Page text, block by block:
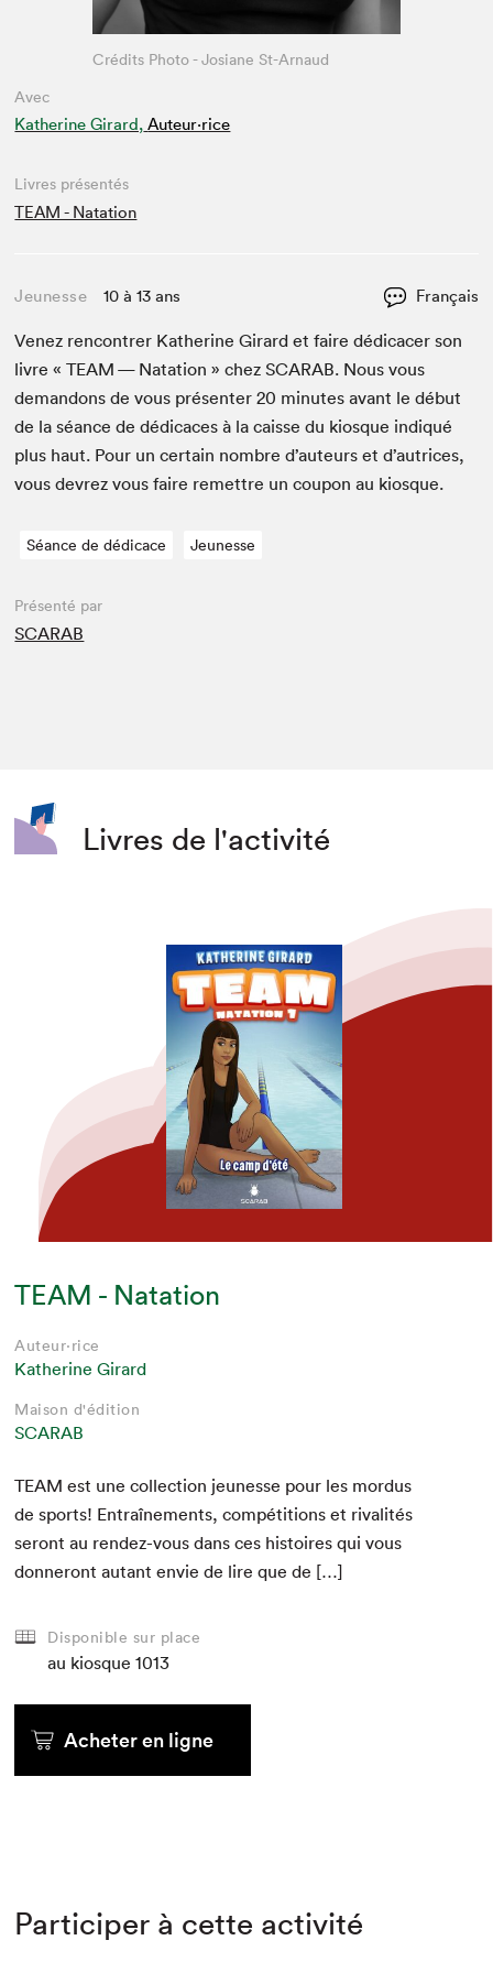
Avec
Katherine Girard, Auteur·rice
Crédits Photo - Josiane St-Arnaud
Livres présentés
TEAM - Natation
Jeunesse 10 à 13 ans Français
Venez ren­con­tr­er Kather­ine Girard et faire dédi­cac­er son
livre «TEAM — Nata­tion » chezSCARAB. Nous vous
deman­dons de vous présen­ter20 min­utes avant le début
de la séance de dédi­caces à la caisse du kiosque indiqué
plus haut. Pour un cer­tain nom­bre d’auteurs et d’autrices,
vous devrez vous faire remet­tre un coupon au kiosque.
Séance de dédicace Jeunesse
Présenté par
SCARAB
Livres de l'activité
TEAM - Natation
Auteur·rice
Katherine Girard
Maison d'édition
SCARAB
TEAM est une col­lec­tion jeunesse pour les mor­dus
de sports! Entraîne­ments, com­péti­tions et rival­ités
seront au ren­dez-vous dans ces his­toires qui vous
don­neront autant envie de lire que de […]
Disponible sur place
au kiosque 1013
Acheter en ligne
Participer à cette activité